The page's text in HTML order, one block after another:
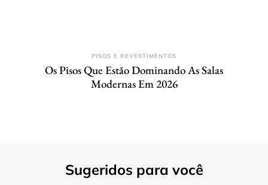
PISOS E REVESTIMENTOS
Os Pisos Que Estão Dominando As Salas
Modernas Em 2026
Sugeridos para você